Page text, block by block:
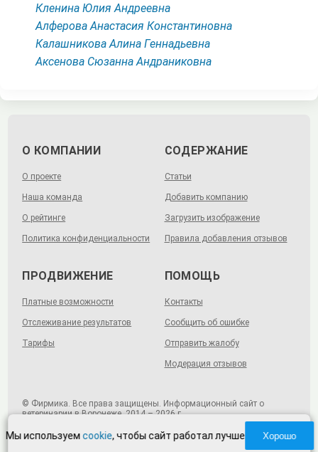
Кленина Юлия Андреевна
Алферова Анастасия Константиновна
Калашникова Алина Геннадьевна
Аксенова Сюзанна Андраниковна
О КОМПАНИИ
О проекте
Наша команда
О рейтинге
Политика конфиденциальности
СОДЕРЖАНИЕ
Статьи
Добавить компанию
Загрузить изображение
Правила добавления отзывов
ПРОДВИЖЕНИЕ
Платные возможности
Отслеживание результатов
Тарифы
ПОМОЩЬ
Контакты
Сообщить об ошибке
Отправить жалобу
Модерация отзывов
© Фирмика. Все права защищены. Информационный сайт о
ветеринарии в Воронеже, 2014 – 2026 г.
Мы используемcookie, чтобы сайт работал лучше Хорошо